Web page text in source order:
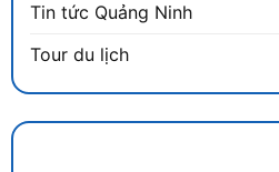
Tin tức Quảng Ninh
Tour du lịch